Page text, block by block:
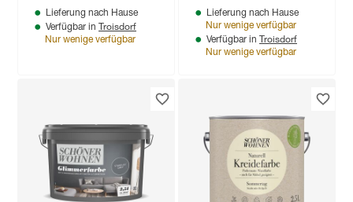
Lieferung nach Hause
Verfügbar in Troisdorf
Nur wenige verfügbar
Lieferung nach Hause
Nur wenige verfügbar
Verfügbar in Troisdorf
Nur wenige verfügbar